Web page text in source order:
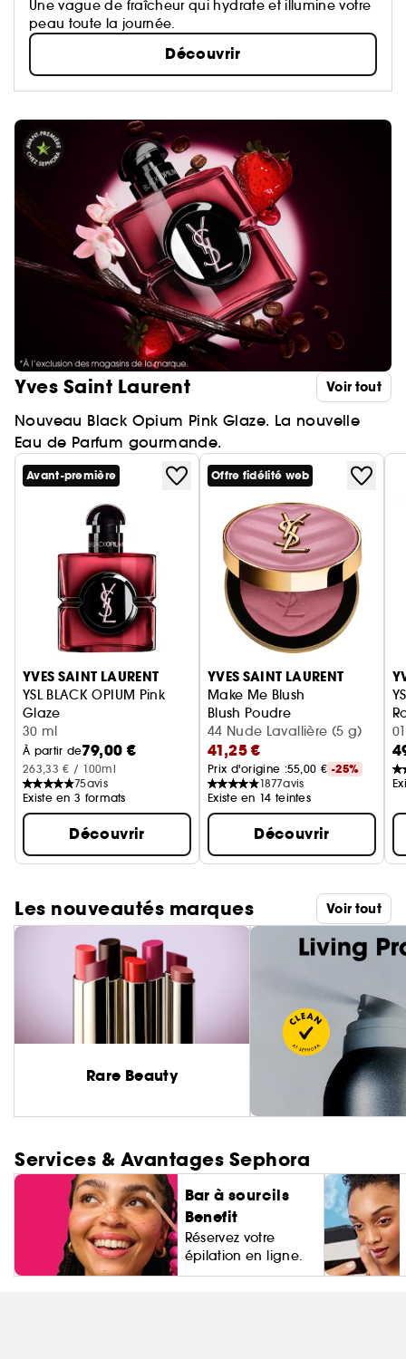
Une vague de fraîcheur qui hydrate et illumine votre
peau toute la journée.
Découvrir
Yves Saint Laurent
Nouveau Black Opium Pink Glaze. La nouvelle
Eau de Parfum gourmande.
Voir tout
Ignorer le carrousel produits
Avant-première
YVES SAINT LAURENT
YSL BLACK OPIUM Pink
Glaze
Eau de Parfum femme ambrée florale & note de fraise
30 ml
À partir de79,00 €
263,33 € / 100ml
75avis
Existe en 3 formats
Découvrir
Offre fidélité web
YVES SAINT LAURENT
Make Me Blush
Blush Poudre
44 Nude Lavallière (5 g)
41,25 €
Prix d'origine :55,00 € -25%
1877avis
Existe en 14 teintes
Découvrir
Les nouveautés marques Voir tout
Rare Beauty
Services & Avantages Sephora
Bar à sourcils
Benefit
Réservez votre
épilation en ligne.